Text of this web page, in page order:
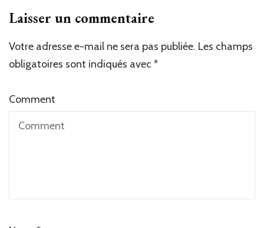
Laisser un commentaire
Votre adresse e-mail ne sera pas publiée. Les champs
obligatoires sont indiqués avec *
Comment